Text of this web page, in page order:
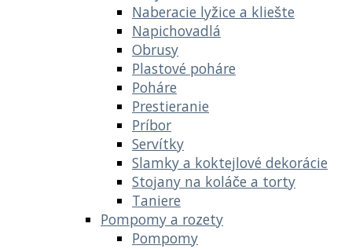
Naberacie lyžice a kliešte
Napichovadlá
Obrusy
Plastové poháre
Poháre
Prestieranie
Príbor
Servítky
Slamky a koktejlové dekorácie
Stojany na koláče a torty
Taniere
Pompomy a rozety
Pompomy